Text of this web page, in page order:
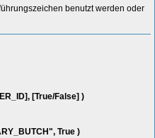
benutzt werden oder
[True/False] )
True )